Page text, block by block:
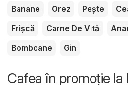
Banane
Orez Pește
Frișcă
Carne De Vită
Bomboane
Gin
Cafea în promoție la